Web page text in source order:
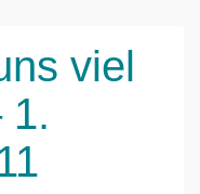
viel
1.